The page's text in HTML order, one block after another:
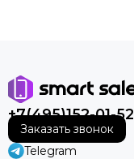
+7(495)152-01-52
Заказать звонок
Telegram